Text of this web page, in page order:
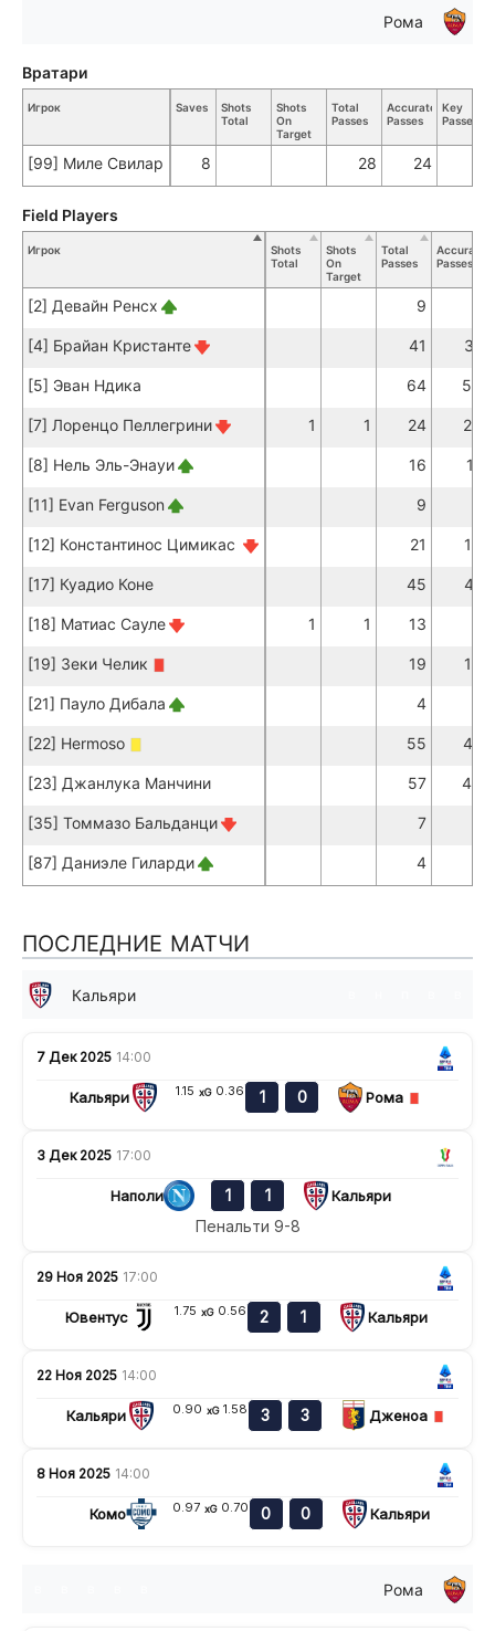
Рома
Игрок Saves
Shots
Total
Shots
On
Target
Total
Passes
Accurate
Passes
Key
Passes
[99] Миле Свилар 8 28 24
Вратари
Игрок
Shots
Total
Shots
On
Target
Total
Passes
Accurate
Passes
[2] Девайн Ренсх 9
[4] Брайан Кристанте 41 31
[5] Эван Ндика 64 56
[7] Лоренцо Пеллегрини 1 1 24 20
[8] Нель Эль-Энауи 16 11
[11] Evan Ferguson 9
[12] Константинос Цимикас 21 16
[17] Куадио Коне 45 41
[18] Матиас Сауле 1 1 13
[19] Зеки Челик 19 10
[21] Пауло Дибала 4
[22] Hermoso 55 47
[23] Джанлука Манчини 57 43
[35] Томмазо Бальданци 7
[87] Даниэле Гиларди 4
Field Players
ПОСЛЕДНИЕ МАТЧИ
Кальяри
7 Дек 2025 14:00
Кальяри 1.15 xG 0.36 1 0 Рома
3 Дек 2025 17:00
Наполи 1 1 Кальяри
Пенальти 9-8
29 Ноя 2025 17:00
Ювентус 1.75 xG 0.56 2 1 Кальяри
22 Ноя 2025 14:00
Кальяри 0.90 xG 1.58 3 3 Дженоа
8 Ноя 2025 14:00
Комо 0.97 xG 0.70 0 0 Кальяри
Рома